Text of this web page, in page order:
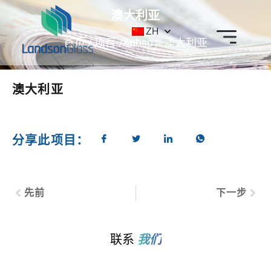
ZH
澳大利亚
首页/项目/&nbsp；澳大利亚
澳大利亚
分享此项目：
先前 下一步
联系 我们